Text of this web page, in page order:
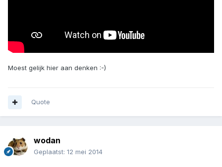
Moest gelijk hier aan denken :-)
Quote
wodan
Geplaatst: 12 mei 2014